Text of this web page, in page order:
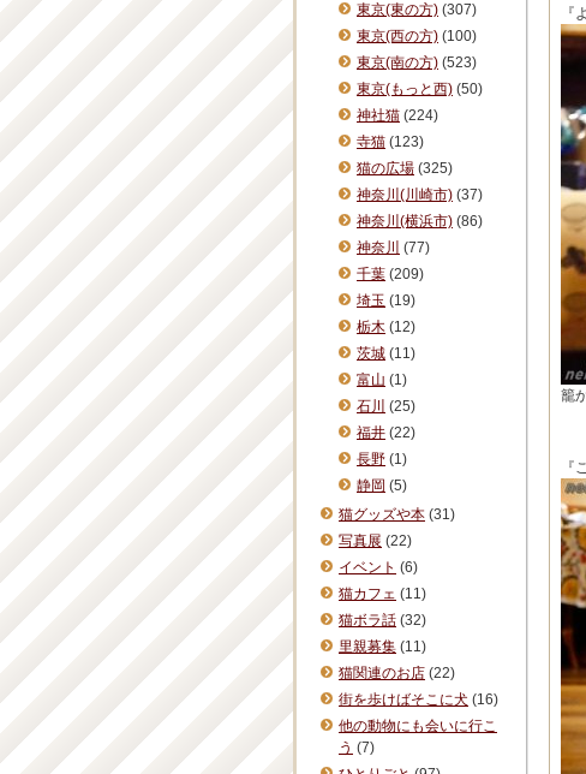
『
籠
『
東京(東の方) (307)
東京(西の方) (100)
東京(南の方) (523)
東京(もっと西) (50)
神社猫 (224)
寺猫 (123)
猫の広場 (325)
神奈川(川崎市) (37)
神奈川(横浜市) (86)
神奈川 (77)
千葉 (209)
埼玉 (19)
栃木 (12)
茨城 (11)
富山 (1)
石川 (25)
福井 (22)
長野 (1)
静岡 (5)
猫グッズや本 (31)
写真展 (22)
イベント (6)
猫カフェ (11)
猫ボラ話 (32)
里親募集 (11)
猫関連のお店 (22)
街を歩けばそこに犬 (16)
他の動物にも会いに行こ
う (7)